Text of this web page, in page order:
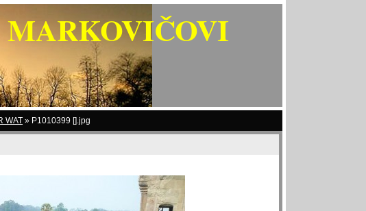
WAT » P1010399 [].jpg